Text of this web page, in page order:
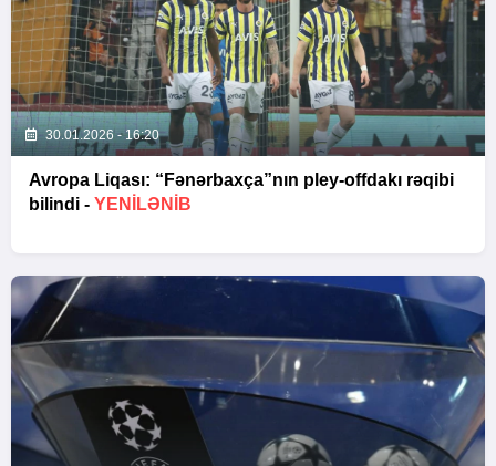
30.01.2026 - 16:20
Avropa Liqası: “Fənərbaxça”nın pley-offdakı rəqibi
bilindi - YENİLƏNİB